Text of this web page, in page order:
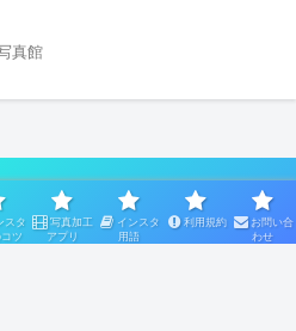
真館
サーリンク
スタ
ツ
写真加工
アプリ
インスタ
用語
利用規約
お問い合
わせ